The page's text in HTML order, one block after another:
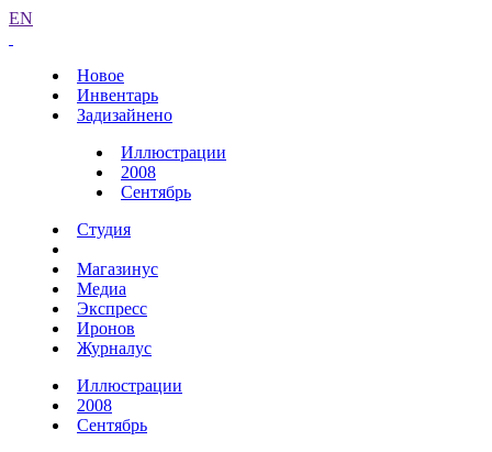
EN
Новое
Инвентарь
Задизайнено
Иллюстрации
2008
Сентябрь
Студия
Магазинус
Медиа
Экспресс
Иронов
Журналус
Иллюстрации
2008
Сентябрь